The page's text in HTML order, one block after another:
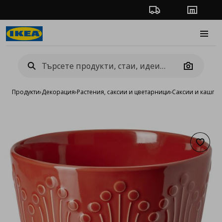
Проследяване на
Camera
Продукти›Декорация›Растения, саксии и цветарници›Саксии и кашпи